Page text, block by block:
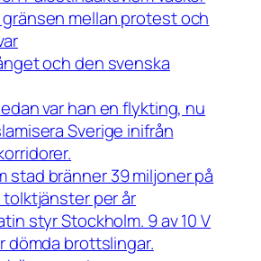
mellan protest och
och den svenska
var han en flykting, nu
Sverige inifrån
stad bränner 39 miljoner på
tolktjänster per år
styr Stockholm. 9 av 10 V
dömda brottslingar.